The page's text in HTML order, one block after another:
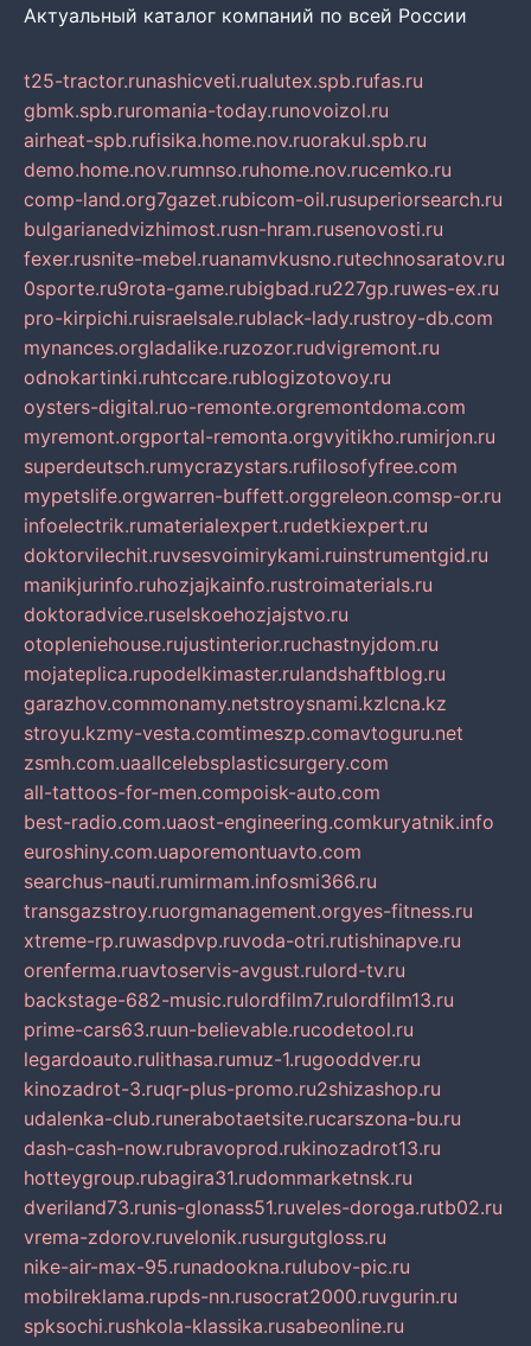
Актуальный каталог компаний по всей России
t25-tractor.runashicveti.rualutex.spb.rufas.ru
gbmk.spb.ruromania-today.runovoizol.ru
airheat-spb.rufisika.home.nov.ruorakul.spb.ru
demo.home.nov.rumnso.ruhome.nov.rucemko.ru
comp-land.org7gazet.rubicom-oil.rusuperiorsearch.ru
bulgarianedvizhimost.rusn-hram.rusenovosti.ru
fexer.rusnite-mebel.ruanamvkusno.rutechnosaratov.ru
0sporte.ru9rota-game.rubigbad.ru227gp.ruwes-ex.ru
pro-kirpichi.ruisraelsale.rublack-lady.rustroy-db.com
mynances.orgladalike.ruzozor.rudvigremont.ru
odnokartinki.ruhtccare.rublogizotovoy.ru
oysters-digital.ruo-remonte.orgremontdoma.com
myremont.orgportal-remonta.orgvyitikho.rumirjon.ru
superdeutsch.rumycrazystars.rufilosofyfree.com
mypetslife.orgwarren-buffett.orggreleon.comsp-or.ru
infoelectrik.rumaterialexpert.rudetkiexpert.ru
doktorvilechit.ruvsesvoimirykami.ruinstrumentgid.ru
manikjurinfo.ruhozjajkainfo.rustroimaterials.ru
doktoradvice.ruselskoehozjajstvo.ru
otopleniehouse.rujustinterior.ruchastnyjdom.ru
mojateplica.rupodelkimaster.rulandshaftblog.ru
garazhov.commonamy.netstroysnami.kzlcna.kz
stroyu.kzmy-vesta.comtimeszp.comavtoguru.net
zsmh.com.uaallcelebsplasticsurgery.com
all-tattoos-for-men.compoisk-auto.com
best-radio.com.uaost-engineering.comkuryatnik.info
euroshiny.com.uaporemontuavto.com
searchus-nauti.rumirmam.infosmi366.ru
transgazstroy.ruorgmanagement.orgyes-fitness.ru
xtreme-rp.ruwasdpvp.ruvoda-otri.rutishinapve.ru
orenferma.ruavtoservis-avgust.rulord-tv.ru
backstage-682-music.rulordfilm7.rulordfilm13.ru
prime-cars63.ruun-believable.rucodetool.ru
legardoauto.rulithasa.rumuz-1.rugooddver.ru
kinozadrot-3.ruqr-plus-promo.ru2shizashop.ru
udalenka-club.runerabotaetsite.rucarszona-bu.ru
dash-cash-now.rubravoprod.rukinozadrot13.ru
hotteygroup.rubagira31.rudommarketnsk.ru
dveriland73.runis-glonass51.ruveles-doroga.rutb02.ru
vrema-zdorov.ruvelonik.rusurgutgloss.ru
nike-air-max-95.runadookna.rulubov-pic.ru
mobilreklama.rupds-nn.rusocrat2000.ruvgurin.ru
spksochi.rushkola-klassika.rusabeonline.ru